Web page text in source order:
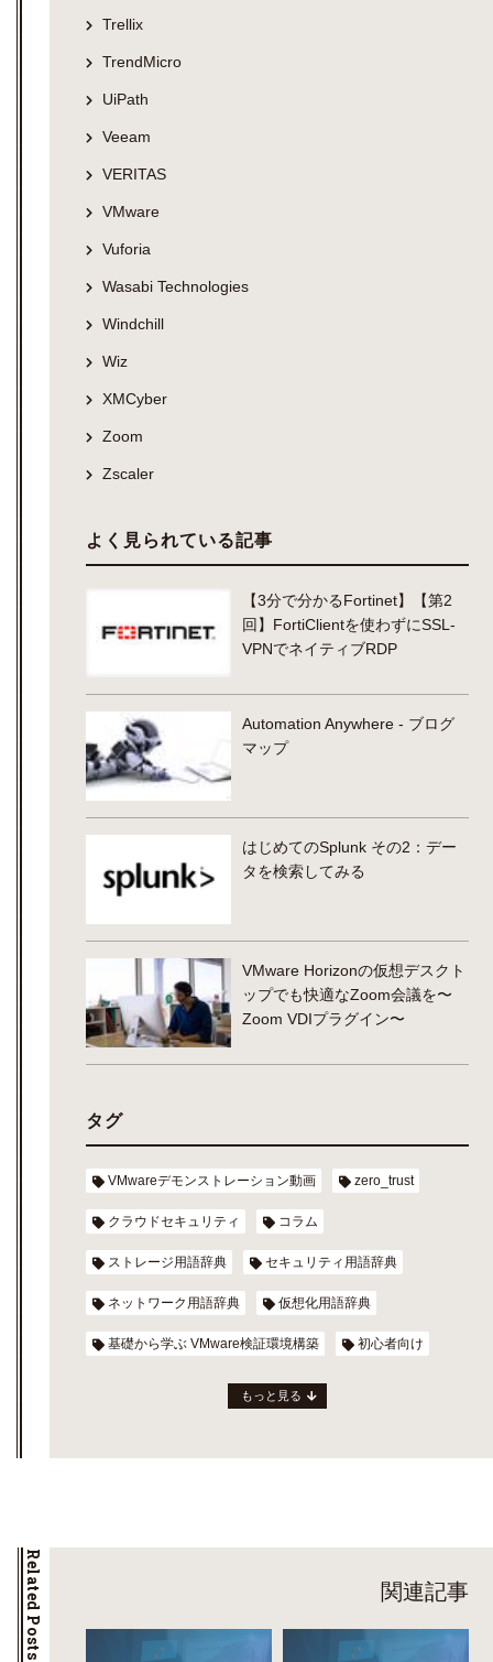
Trellix
TrendMicro
UiPath
Veeam
VERITAS
VMware
Vuforia
Wasabi Technologies
Windchill
Wiz
XMCyber
Zoom
Zscaler
よく見られている記事
【3分で分かるFortinet】【第2
回】FortiClientを使わずにSSL-
VPNでネイティブRDP
Automation Anywhere - ブログ
マップ
はじめてのSplunk その2：デー
タを検索してみる
VMware Horizonの仮想デスクト
ップでも快適なZoom会議を〜
Zoom VDIプラグイン〜
タグ
VMwareデモンストレーション動画 zero_trust
クラウドセキュリティ コラム
ストレージ用語辞典 セキュリティ用語辞典
ネットワーク用語辞典 仮想化用語辞典
基礎から学ぶ VMware検証環境構築 初心者向け
もっと見る
Related Posts 関連記事